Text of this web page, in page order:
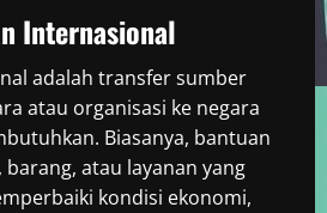
Internasional
adalah transfer sumber
atau organisasi ke negara
Biasanya, bantuan
atau layanan yang
kondisi ekonomi,